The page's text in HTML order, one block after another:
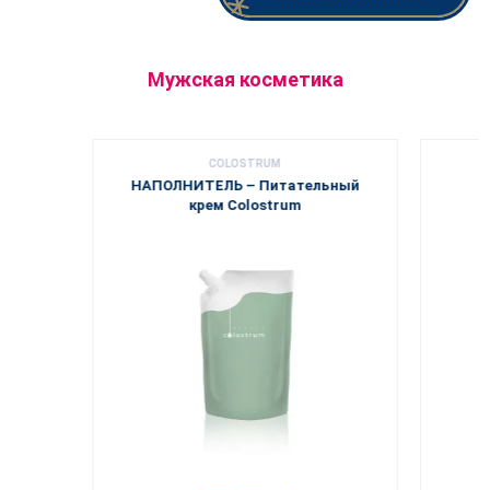
Мужская косметика
COLOSTRUM
НАПОЛНИТЕЛЬ – Питательный
крем Colostrum